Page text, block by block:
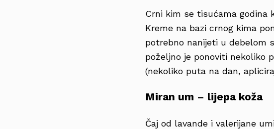
Crni kim se tisućama godina
Kreme na bazi crnog kima
potrebno nanijeti u debelom
poželjno je ponoviti nekoliko
(nekoliko puta na dan,
Miran um – lijepa koža
Čaj od lavande i valerijane